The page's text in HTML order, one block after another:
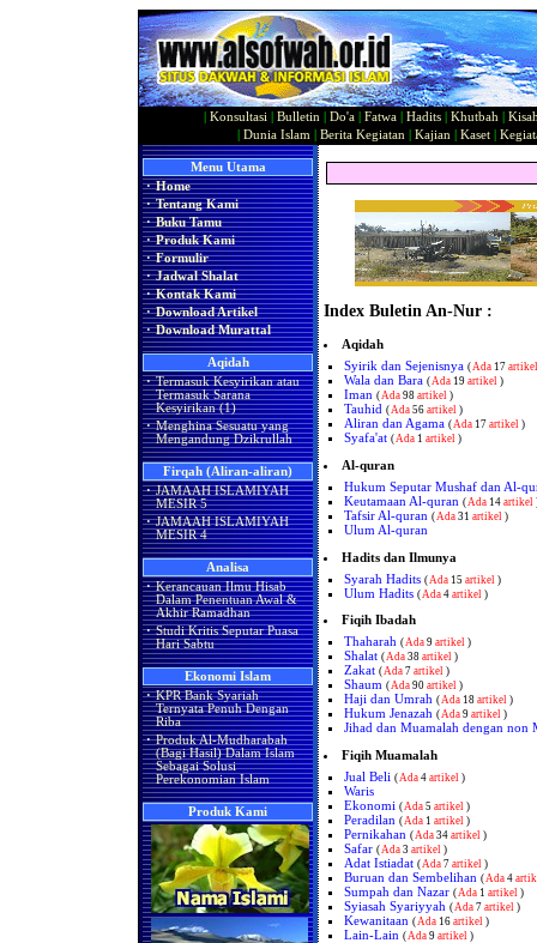
Konsultasi Bulletin Do'a Fatwa Hadits Khutbah
Dunia Islam Berita Kegiatan Kajian Kaset|
Menu Utama
· Home
· Tentang Kami
· Buku Tamu
· Produk Kami
· Formulir
· Jadwal Shalat
· Kontak Kami
· Download Artikel
· Download Murattal
Aqidah
· Termasuk Kesyirikan atau
Termasuk Sarana
Kesyirikan (1)
· Menghina Sesuatu yang
Mengandung Dzikrullah
Firqah (Aliran-aliran)
· JAMAAH ISLAMIYAH
MESIR 5
· JAMAAH ISLAMIYAH
MESIR 4
Analisa
· Kerancauan Ilmu Hisab
Dalam Penentuan Awal &
Akhir Ramadhan
· Studi Kritis Seputar Puasa
Hari Sabtu
Ekonomi Islam
· KPR Bank Syariah
Ternyata Penuh Dengan
Riba
· Produk Al-Mudharabah
(Bagi Hasil) Dalam Islam
Sebagai Solusi
Perekonomian Islam
Produk Kami
Index Buletin An-Nur :
Aqidah
Syirik dan Sejenisnya (Ada 17 artikel
Wala dan Bara (Ada 19 artikel )
Iman (Ada 98 artikel )
Tauhid (Ada 56 artikel )
Aliran dan Agama (Ada 17 artikel )
Syafa'at (Ada 1 artikel )
Al-quran
Hukum Seputar Mushaf dan Al-
Keutamaan Al-quran ( Ada 14 artikel
Tafsir Al-quran ( Ada 31 artikel )
Ulum Al-quran
Hadits dan Ilmunya
Syarah Hadits ( Ada 15 artikel )
Ulum Hadits ( Ada 4 artikel )
Fiqih Ibadah
Thaharah (Ada 9 artikel )
Shalat (Ada 38 artikel )
Zakat (Ada 7 artikel )
Shaum (Ada 90 artikel )
Haji dan Umrah (Ada 18 artikel )
Hukum Jenazah (Ada 9 artikel )
Jihad dan Muamalah dengan non
Fiqih Muamalah
Jual Beli ( Ada 4 artikel )
Waris
Ekonomi ( Ada 5 artikel )
Peradilan ( Ada 1 artikel )
Pernikahan ( Ada 34 artikel )
Safar ( Ada 3 artikel )
Adat Istiadat ( Ada 7 artikel )
Buruan dan Sembelihan ( Ada 4
Sumpah dan Nazar ( Ada 1 artikel )
Syiasah Syariyyah ( Ada 7 artikel )
Kewanitaan ( Ada 16 artikel )
Lain-Lain ( Ada 9 artikel )